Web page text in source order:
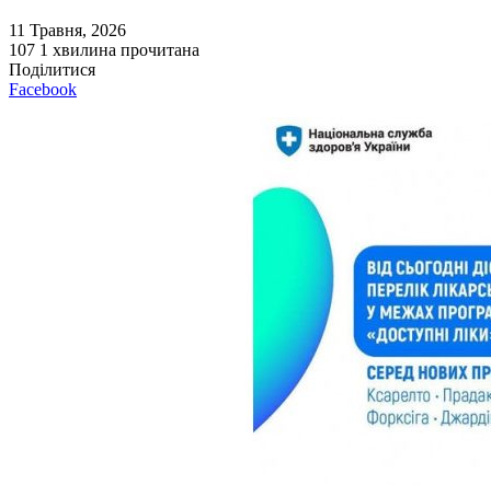
11 Травня, 2026
107 1 хвилина прочитана
Поділитися
Facebook